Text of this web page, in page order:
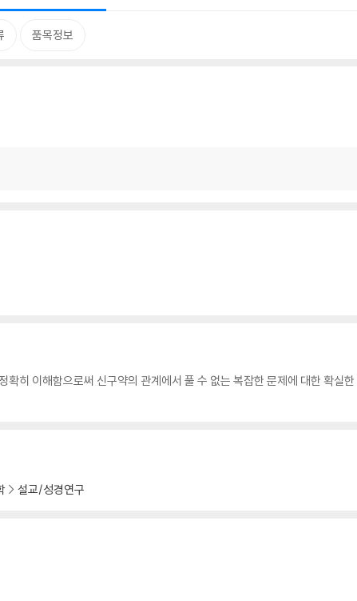
품목정보
히 이해함으로써 신구약의 관계에서 풀 수 없는 복잡한 문제에 대한 확실
설교/성경연구